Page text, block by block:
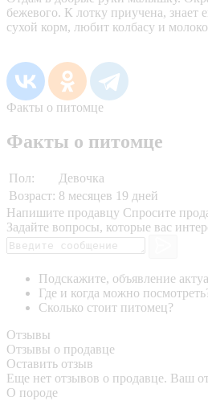
бежевого. К лотку приучена, знает
сухой корм, любит колбасу и
Факты о питомце
Факты о питомце
Пол:
Девочка
Возраст: 8 месяцев 19 дней
Напишите продавцу Спросите
Задайте вопросы, которые вас
Подскажите, объявление
Где и когда можно
Сколько стоит питомец?
Отзывы
Отзывы о продавце
Оставить отзыв
Еще нет отзывов о продавце. Ваш
О породе